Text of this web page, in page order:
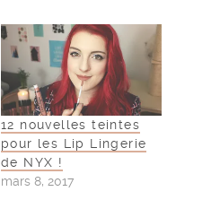
12 nouvelles teintes
pour les Lip Lingerie
de NYX !
mars 8, 2017